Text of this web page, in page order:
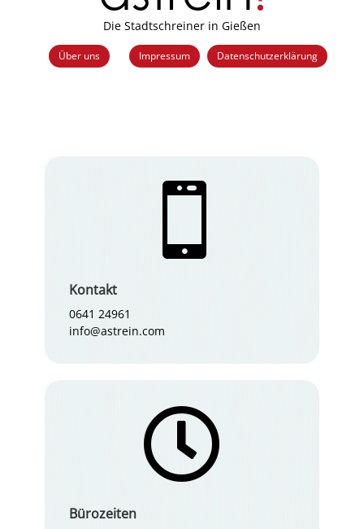
Die Stadtschreiner in Gießen
Über uns Impressum Datenschutzerklärung

Kontakt
0641 24961
info@astrein.com

Bürozeiten